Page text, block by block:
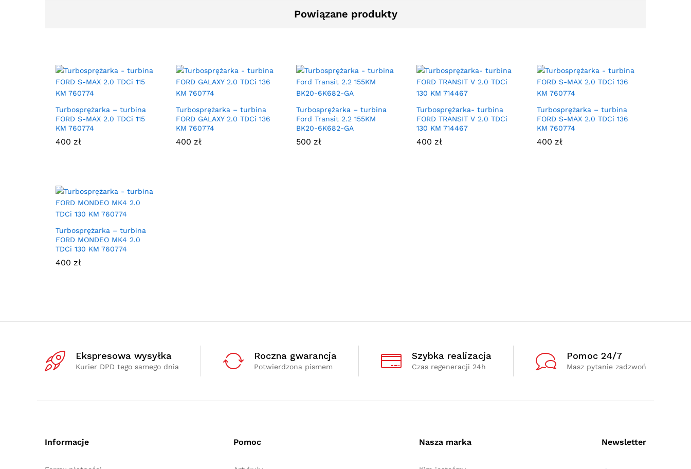
Powiązane produkty
Turbosprężarka – turbina
FORD S-MAX 2.0 TDCi 115
KM 760774
400 zł
Turbosprężarka – turbina
FORD GALAXY 2.0 TDCi 136
KM 760774
400 zł
Turbosprężarka – turbina
Ford Transit 2.2 155KM
BK20-6K682-GA
500 zł
Turbosprężarka- turbina
FORD TRANSIT V 2.0 TDCi
130 KM 714467
400 zł
Turbosprężarka – turbina
FORD S-MAX 2.0 TDCi 136
KM 760774
400 zł
Turbosprężarka – turbina
FORD MONDEO MK4 2.0
TDCi 130 KM 760774
400 zł
Ekspresowa wysyłka
Kurier DPD tego samego dnia
Roczna gwarancja
Potwierdzona pismem
Szybka realizacja
Czas regeneracji 24h
Pomoc 24/7
Masz pytanie zadzwoń
Informacje Pomoc Nasza marka Newsletter